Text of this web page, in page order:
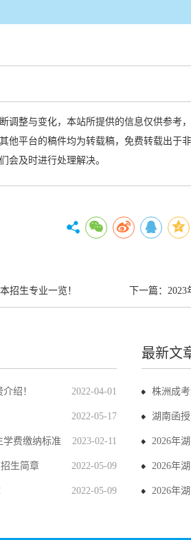
调整与变化，本站所提供的信息仅供参考
他平台的稿件均为转载稿，免费转载出于
会及时进行处理解决。
招生专业一览！ 下一篇： 2023
2022-04-01
绍！
2022-05-17
2023-02-11
学费缴纳标准
2022-05-09
生简章
2022-05-09
最新文
株洲成
湖南函
2026年
2026年
2026年